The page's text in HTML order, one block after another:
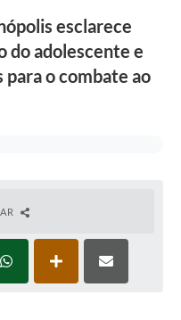
esclarece
do adolescente e
o combate ao